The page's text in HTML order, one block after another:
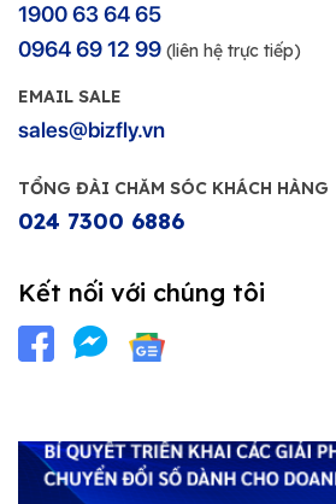
1900 63 64 65
0964 69 12 99 (liên hệ trực tiếp)
EMAIL SALE
sales@bizfly.vn
TỔNG ĐÀI CHĂM SÓC KHÁCH HÀNG
024 7300 6886
Kết nối với chúng tôi